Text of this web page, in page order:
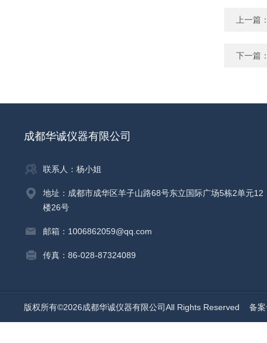
上一篇
下一篇
成都华诚仪器有限公司
联系人：杨小姐
地址：成都市成华区羊子山路68号东立国际广场5栋2单元12
楼26号
邮箱：1006862059@qq.com
传真：86-028-87324089
版权所有©2026成都华诚仪器有限公司All Rights Reserved 备